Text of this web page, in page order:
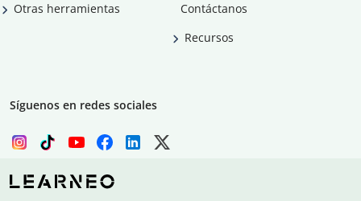
Otras herramientas
Contáctanos
Recursos
Síguenos en redes sociales